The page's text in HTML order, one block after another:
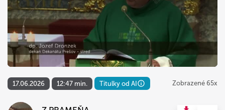
17.06.2026 12:47 min. Titulky od AI Zobrazené 65x